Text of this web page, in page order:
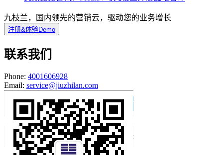
九枝兰，国内领先的营销云，驱动您的业务增长
注册&体验Demo
联系我们
Phone: 4001606928
Email: service@jiuzhilan.com